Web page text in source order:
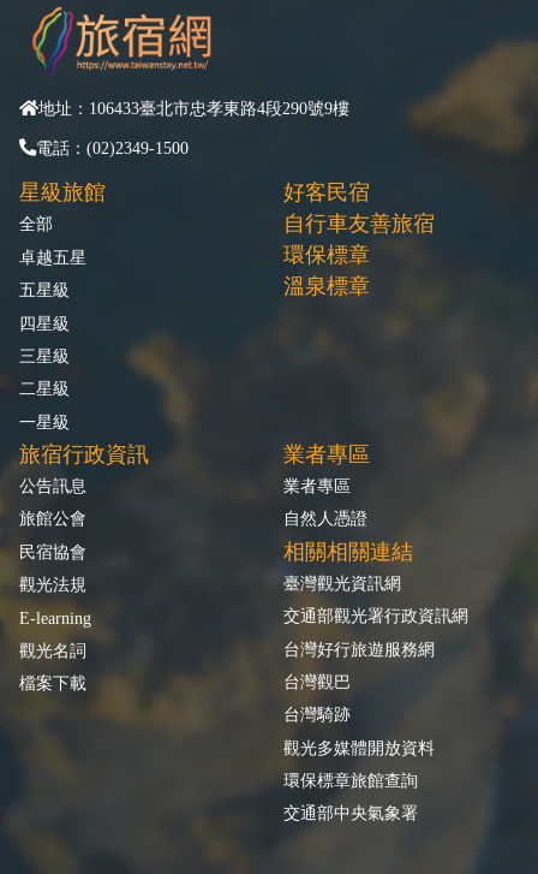
地址：106433臺北市忠孝東路4段290號9樓
電話：(02)2349-1500
星級旅館
全部
卓越五星
五星級
四星級
三星級
二星級
一星級
好客民宿
自行車友善旅宿
環保標章
溫泉標章
旅宿行政資訊
公告訊息
旅館公會
民宿協會
觀光法規
E-learning
觀光名詞
檔案下載
業者專區
業者專區
自然人憑證
相關相關連結
臺灣觀光資訊網
交通部觀光署行政資訊網
台灣好行旅遊服務網
台灣觀巴
台灣騎跡
觀光多媒體開放資料
環保標章旅館查詢
交通部中央氣象署